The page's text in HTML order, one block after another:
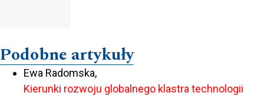
Podobne artykuły
Ewa Radomska,
Kierunki rozwoju globalnego klastra technologii